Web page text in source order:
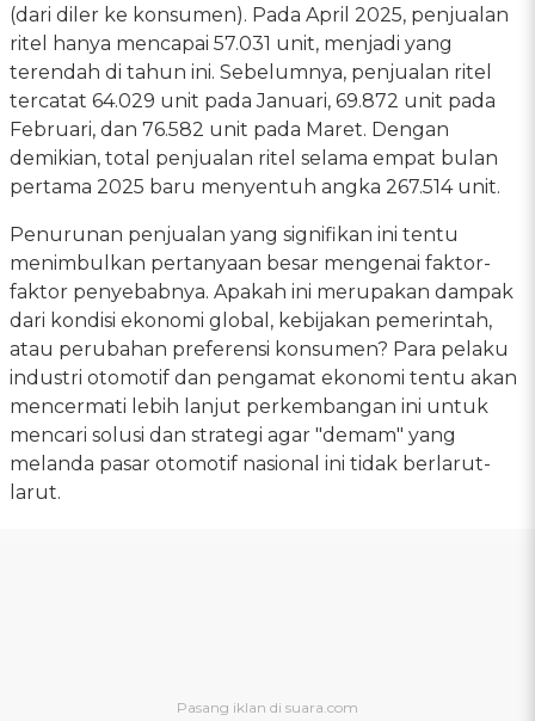
(dari diler ke konsumen). Pada April 2025, penjualan
ritel hanya mencapai 57.031 unit, menjadi yang
terendah di tahun ini. Sebelumnya, penjualan ritel
tercatat 64.029 unit pada Januari, 69.872 unit pada
Februari, dan 76.582 unit pada Maret. Dengan
demikian, total penjualan ritel selama empat bulan
pertama 2025 baru menyentuh angka 267.514 unit.
Penurunan penjualan yang signifikan ini tentu
menimbulkan pertanyaan besar mengenai faktor-
faktor penyebabnya. Apakah ini merupakan dampak
dari kondisi ekonomi global, kebijakan pemerintah,
atau perubahan preferensi konsumen? Para pelaku
industri otomotif dan pengamat ekonomi tentu akan
mencermati lebih lanjut perkembangan ini untuk
mencari solusi dan strategi agar "demam" yang
melanda pasar otomotif nasional ini tidak berlarut-
larut.